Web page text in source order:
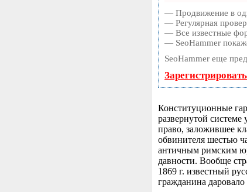
— Продвижение в
— Регулярная
— Все известные
— SeoHammer
SeoHammer еще
Конституционные
развернутой
право, заложившее
обвинителя шестью
античным римским
давности. Вообще
1869 г. известный
гражданина